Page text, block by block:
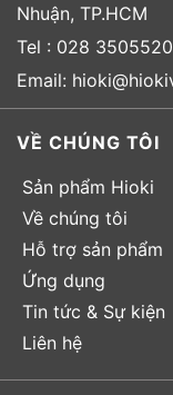
Nhuận, TP.HCM
Tel : 028
Email:
VỀ CHÚNG TÔI
Sản phẩm Hioki
Về chúng tôi
Hỗ trợ sản phẩm
Ứng dụng
Tin tức & Sự kiện
Liên hệ